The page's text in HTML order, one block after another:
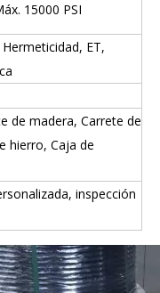
15000 PSI
ET,
de madera, Carrete de
hierro, Caja de
inspección